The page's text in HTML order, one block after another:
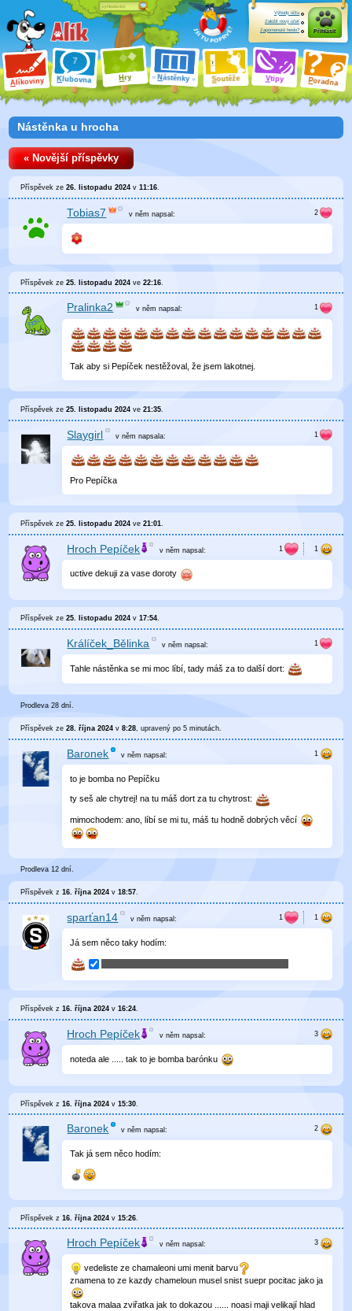
Alíkoviny Klubovna Hry Nástěnky Soutěže Vtipy Poradna
Výhody účtu
Založit nový účet
Zapomenuté heslo?
Přihlásit
Nástěnka u hrocha
« Novější příspěvky
Příspěvek ze26. listopadu 2024 v11:16.
Tobias7 v něm napsal:
Příspěvek ze25. listopadu 2024 ve22:16
Pralinka2 v něm napsal:
Tak aby si Pepíček nestěžoval, že jsem lakotnej.
Příspěvek ze25. listopadu 2024 ve21:35
Slaygirl v němnapsala:
Pro Pepíčka
Příspěvek ze25. listopadu 2024 ve21:01
Hroch Pepíček v němnapsal:
uctive dekuji za vase doroty
Příspěvek ze25. listopadu 2024 v17:54.
Králíček_Bělinka v němnapsal:
Tahle nástěnka se mi moc líbí, tady máš za to další dort:
Prodleva 28 dní.
Příspěvek ze28. října 2024 v8:28, upravenýpo 5 minutách.
Baronek v němnapsal:
to je bomba no Pepíčku
ty seš ale chytrej! na tu máš dort za tu chytrost:
mimochodem: ano, líbí se mi tu, máš tu hodně dobrých věcí
Prodleva 12 dní.
Příspěvek z16. října 2024 v18:57.
sparťan14 v němnapsal:
Já sem něco taky hodím:
Příspěvek z16. října 2024 v16:24.
Hroch Pepíček v němnapsal:
noteda ale ..... tak to je bomba barónku
Příspěvek z16. října 2024 v15:30
Baronek v němnapsal:
Tak já sem něco hodím:
Příspěvek z16. října 2024 v15:26
Hroch Pepíček v němnapsal:
vedeliste ze chamaleoni umi menit barvu
znamena to ze kazdy chameloun musel snist suepr pocitac jako ja
takova malaa zviřatka jak to dokazou ...... noasi maji velikají hlad